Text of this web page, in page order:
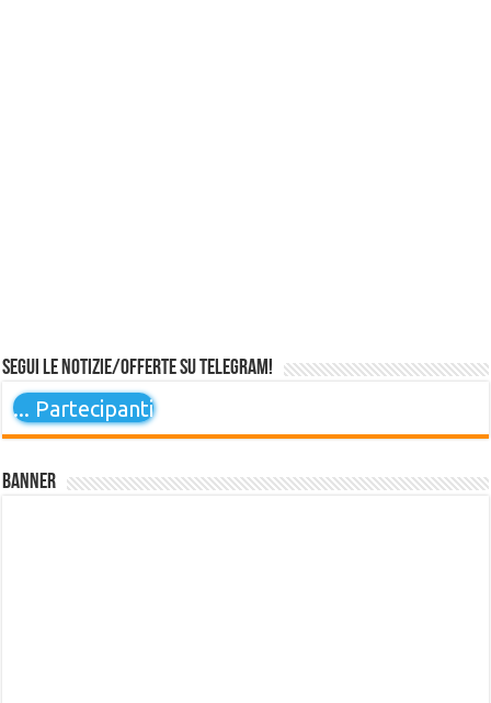
Segui le notizie/offerte su Telegram!
... Partecipanti
Banner